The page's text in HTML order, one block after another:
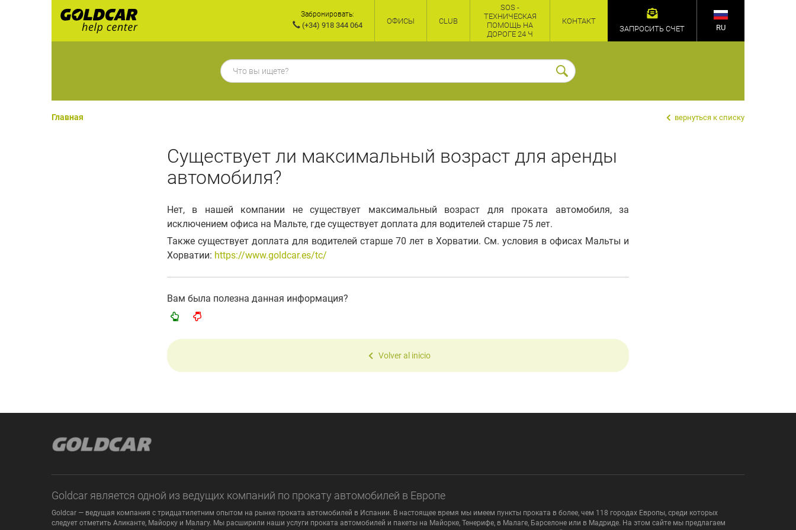
Забронировать:
(+34) 918 344 064 ОФИСЫ CLUB
SOS -
ТЕХНИЧЕСКАЯ
ПОМОЩЬ НА
ДОРОГЕ 24 Ч
КОНТАКТ
ЗАПРОСИТЬ СЧЕТ
RU
Главная вернуться к списку
Существует ли максимальный возраст для аренды
автомобиля?
Нет, в нашей компании не существует максимальный возраст для проката автомобиля, за
исключением офиса на Мальте, где существует доплата для водителей старше 75 лет.
Также существует доплата для водителей старше 70 лет в Хорватии. См. условия в офисах Мальты и
Хорватии: https://www.goldcar.es/tc/
Вам была полезна данная информация?
Volver al inicio
Goldcar является одной из ведущих компаний по прокату автомобилей в Европе
Goldcar — ведущая компания с тридцатилетним опытом на рынке проката автомобилей в Испании. В настоящее время мы имеем пункты проката в более, чем 118 городах Европы, среди которых
следует отметить Аликанте, Майорку и Малагу. Мы расширили наши услуги проката автомобилей и пакеты на Майорке, Тенерифе, в Малаге, Барселоне или в Мадриде. На этом сайте мы предлагаем